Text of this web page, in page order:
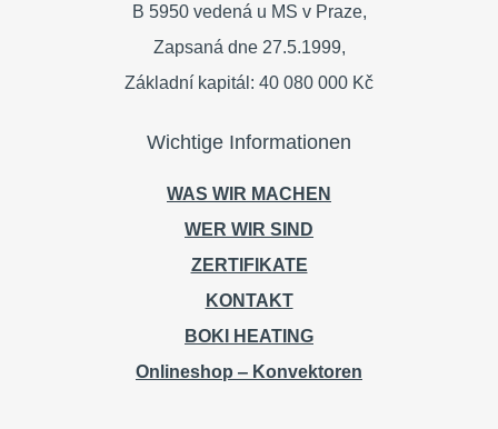
B 5950 vedená u MS v Praze,
Zapsaná dne 27.5.1999,
Základní kapitál: 40 080 000 Kč
Wichtige Informationen
WAS WIR MACHEN
WER WIR SIND
ZERTIFIKATE
KONTAKT
BOKI HEATING
Onlineshop ‒ Konvektoren